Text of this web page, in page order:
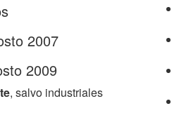
2007
2009
, salvo industriales